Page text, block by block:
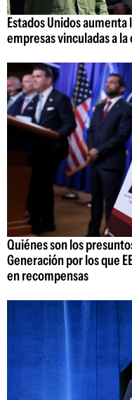
Estados Unidos
empresas vinculadas a
Quiénes son los
Generación por los que
en recompensas